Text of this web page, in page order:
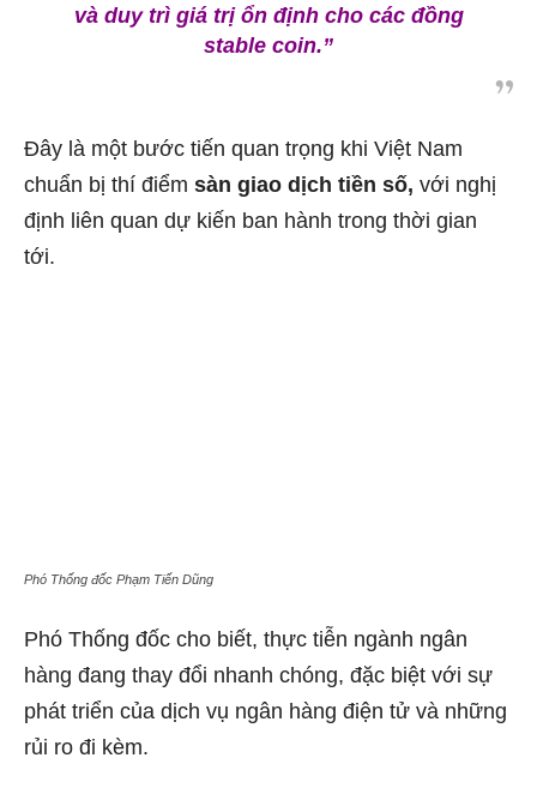
và duy trì giá trị ổn định cho các đồng
stable coin.”
Đây là một bước tiến quan trọng khi Việt Nam
chuẩn bị thí điểm sàn giao dịch tiền số, với nghị
định liên quan dự kiến ban hành trong thời gian
tới.
Phó Thống đốc Phạm Tiến Dũng
Phó Thống đốc cho biết, thực tiễn ngành ngân
hàng đang thay đổi nhanh chóng, đặc biệt với sự
phát triển của dịch vụ ngân hàng điện tử và những
rủi ro đi kèm.